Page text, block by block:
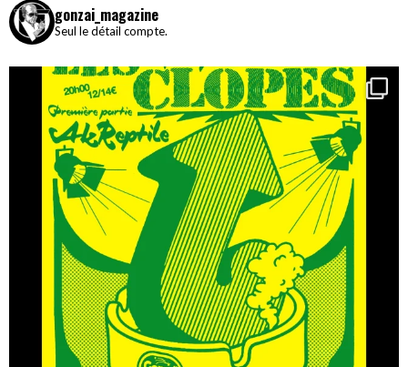
gonzai_magazine
Seul le détail compte.